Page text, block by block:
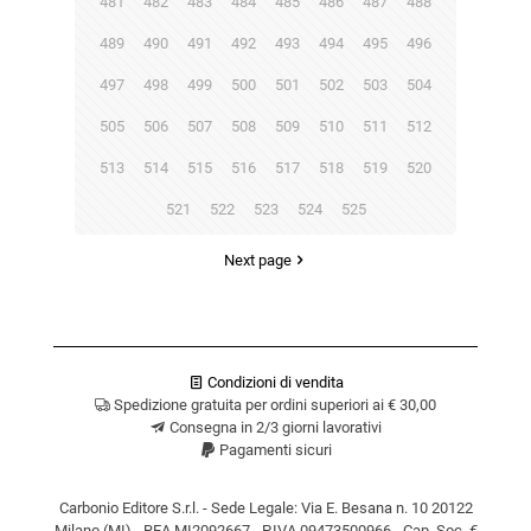
489 490 491 492 493 494 495 496
497 498 499 500 501 502 503 504
505 506 507 508 509 510 511 512
513 514 515 516 517 518 519 520
521 522 523 524 525
Next page
Condizioni di vendita
Spedizione gratuita per ordini superiori ai € 30,00
Consegna in 2/3 giorni lavorativi
Pagamenti sicuri
Carbonio Editore S.r.l. - Sede Legale: Via E. Besana n. 10 20122